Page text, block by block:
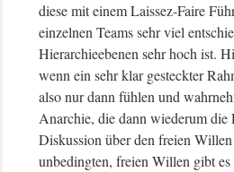
diese mit einem Laissez-Faire
einzelnen Teams sehr viel
Hierarchieebenen sehr hoch ist.
wenn ein sehr klar gesteckter
also nur dann fühlen und
Anarchie, die dann wiederum
Diskussion über den freien
unbedingten, freien Willen gibt